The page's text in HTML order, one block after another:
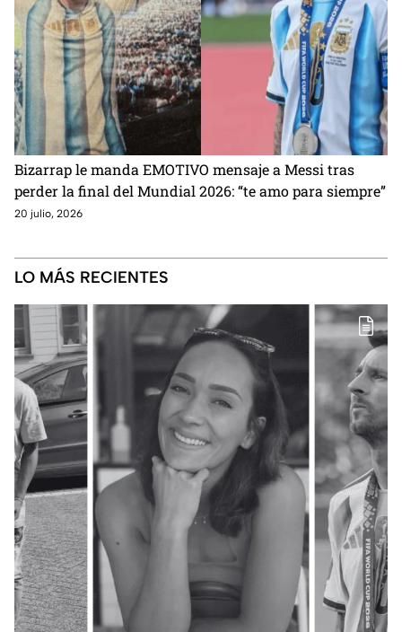
Bizarrap le manda EMOTIVO mensaje a Messi tras
perder la final del Mundial 2026: “te amo para siempre”
20 julio, 2026
LO MÁS RECIENTES